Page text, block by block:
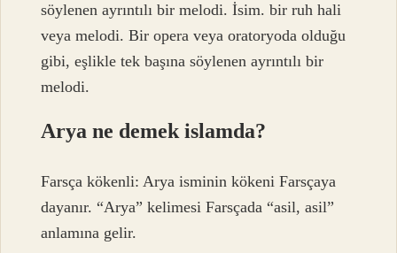
söylenen ayrıntılı bir melodi. İsim. bir ruh hali
veya melodi. Bir opera veya oratoryoda olduğu
gibi, eşlikle tek başına söylenen ayrıntılı bir
melodi.
Arya ne demek islamda?
Farsça kökenli: Arya isminin kökeni Farsçaya
dayanır. “Arya” kelimesi Farsçada “asil, asil”
anlamına gelir.